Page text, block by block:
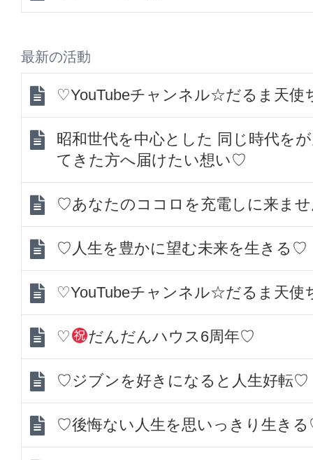
最新の活動
♡YouTubeチャンネル☆だるま天
昭和世代を中心とした 同じ時代を
てきた方へ届けたい想い♡
♡あなたのココロを充電しに来ま
♡人生を豊かに望む未来を生きる♡
♡YouTubeチャンネル☆だるま天
♡ だんだんハウス6周年♡
♡ジブンを好きになると人生好転♡
♡後悔ない人生を思いっきり生き